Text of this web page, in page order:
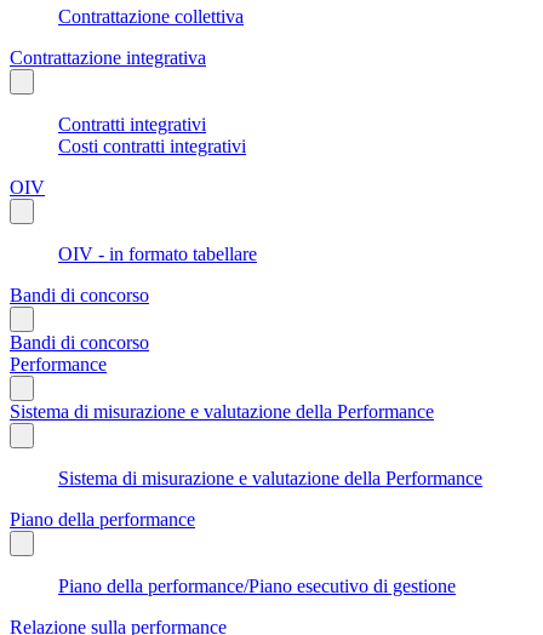
Contrattazione collettiva
Contrattazione integrativa
Contratti integrativi
Costi contratti integrativi
OIV
OIV - in formato tabellare
Bandi di concorso
Bandi di concorso
Performance
Sistema di misurazione e valutazione della Performance
Sistema di misurazione e valutazione della Performance
Piano della performance
Piano della performance/Piano esecutivo di gestione
Relazione sulla performance